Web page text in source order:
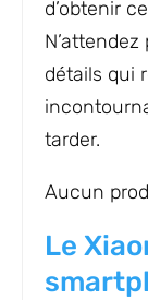
d’obtenir
détails qui
tarder.
Aucun
Le